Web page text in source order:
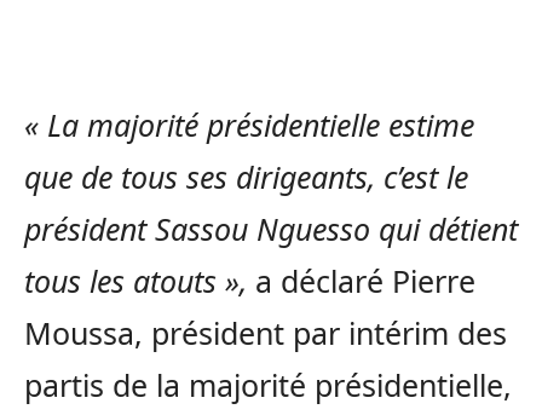
« La majorité présidentielle estime
que de tous ses dirigeants, c’est le
président Sassou Nguesso qui détient
tous les atouts », a déclaré Pierre
Moussa, président par intérim des
partis de la majorité présidentielle,